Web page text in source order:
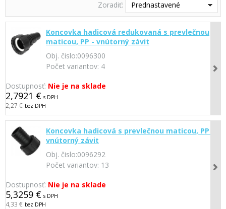
Zoradiť: Prednastavené
Koncovka hadicová redukovaná s prevlečnou
maticou, PP - vnútorný závit
Obj. čislo:0096300
Počet variantov: 4
Dostupnosť: Nie je na sklade
2,7921 € s DPH
2,27 € bez DPH
Koncovka hadicová s prevlečnou maticou, PP -
vnútorný závit
Obj. čislo:0096292
Počet variantov: 13
Dostupnosť: Nie je na sklade
5,3259 € s DPH
4,33 € bez DPH